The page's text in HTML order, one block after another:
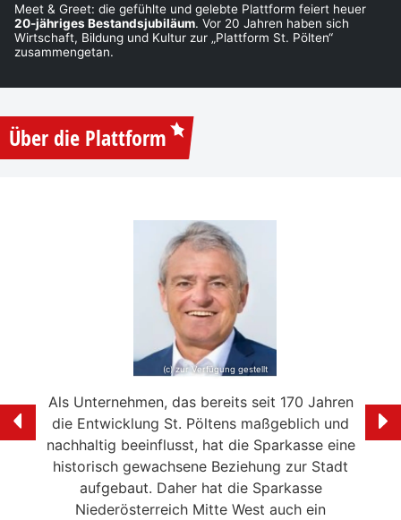
Meet & Greet: die gefühlte und gelebte Plattform feiert heuer
20-jähriges Bestandsjubiläum. Vor 20 Jahren haben sich
Wirtschaft, Bildung und Kultur zur „Plattform St. Pölten“
zusammengetan.
Über die Plattform
Als Unternehmen, das bereits seit 170 Jahren
die Entwicklung St. Pöltens maßgeblich und
nachhaltig beeinflusst, hat die Sparkasse eine
historisch gewachsene Beziehung zur Stadt
aufgebaut. Daher hat die Sparkasse
Niederösterreich Mitte West auch ein
(c) zur Verfügung gestellt
Ich